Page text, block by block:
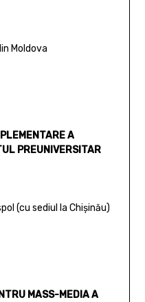
Moldova
A
PREUNIVERSITAR
(cu sediul la Chişinău)
MASS-MEDIA A